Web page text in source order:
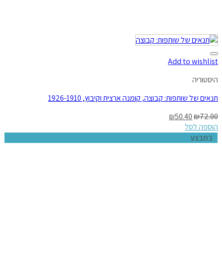
Add to wishlist
היסטוריה
תנאים של שותפות: קבוצה, קומנה ארצית וקיבוץ, 1926-1910
₪72.00
₪50.40
הוספה לסל
במבצע